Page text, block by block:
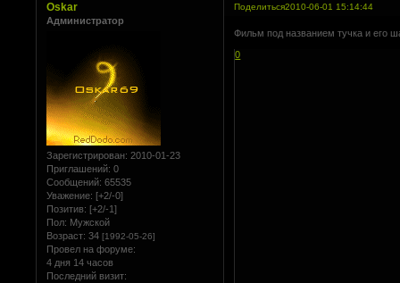
Поделиться2010-06-01 15:14:44
Oskar
Администратор
Зарегистрирован: 2010-01-23
Приглашений: 0
Сообщений: 65535
Уважение: [+2/-0]
Позитив: [+2/-1]
Пол: Мужской
Возраст: 34[1992-05-26]
Провел на форуме:
4 дня 14 часов
Последний визит:
Фильм под названием тучка и его
0